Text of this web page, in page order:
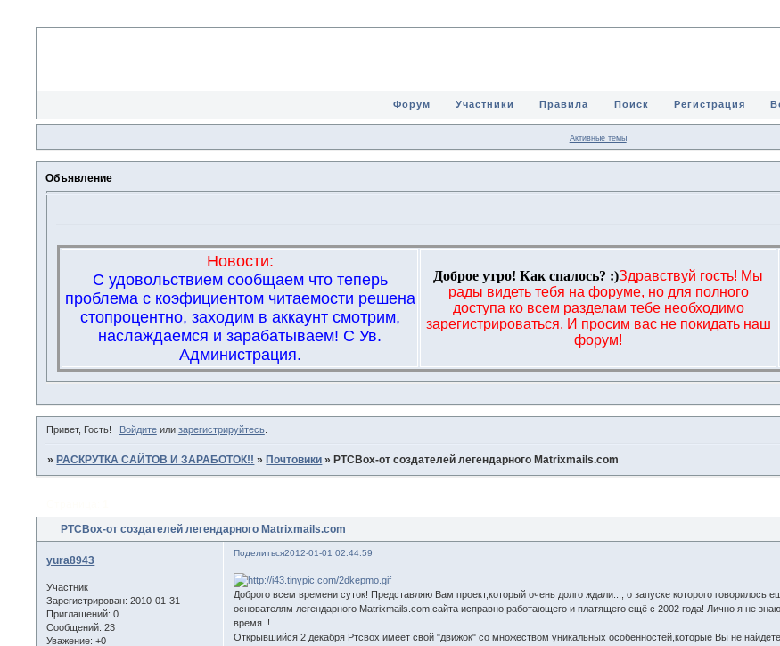
Форум Участники Правила Поиск Регистрация
Активные темы
Объявление
Новости:
С удовольствием сообщаем что теперь
проблема с коэфициентом читаемости решена
стопроцентно, заходим в аккаунт смотрим,
наслаждаемся и зарабатываем! С Ув.
Администрация.
Доброе утро! Как спалось? :)Здравствуй гость! Мы
рады видеть тебя на форуме, но для полного
доступа ко всем разделам тебе необходимо
зарегистрироваться. И просим вас не покидать наш
форум!
Привет, Гость! Войдитеили зарегистрируйтесь.
» РАСКРУТКА САЙТОВ И ЗАРАБОТОК!! » Почтовики » PTCBox-от создателей легендарного Matrixmails.com
PTCBox-от создателей легендарного Matrixmails.com
Поделиться2012-01-01 02:44:59
yura8943
Участник
Зарегистрирован: 2010-01-31
Приглашений: 0
Сообщений: 23
Уважение: +0
Доброго всем времени суток! Представляю Вам проект,который очень долго ждали...; о запуске которого
основателям легендарного Matrixmails.com,сайта исправно работающего и платящего ещё с 2002 года! Лично я не
время..!
Открывшийся 2 декабря Pтсвox имеет свой "движок" со множеством уникальных особенностей,которые Вы не